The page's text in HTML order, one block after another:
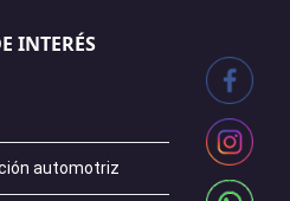
INTERÉS
automotriz